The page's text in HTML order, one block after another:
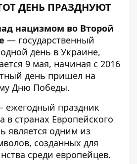
ДЕНЬ ПРАЗДНУЮТ
нацизмом во Второй
— государственный
день в Украине,
9 мая, начиная с 2016
день пришел на
Дню Победы.
ежегодный праздник
в странах Европейского
является одним из
созданных для
среди европейцев.